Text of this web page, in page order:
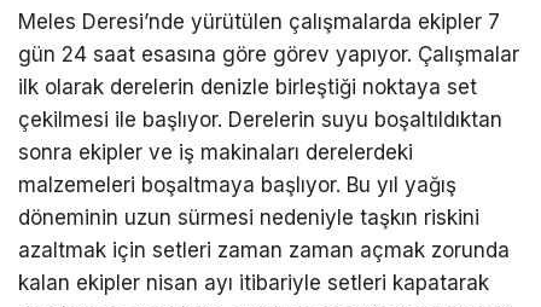
Meles Deresi’nde yürütülen çalışmalarda ekipler 7
gün 24 saat esasına göre görev yapıyor. Çalışmalar
ilk olarak derelerin denizle birleştiği noktaya set
çekilmesi ile başlıyor. Derelerin suyu boşaltıldıktan
sonra ekipler ve iş makinaları derelerdeki
malzemeleri boşaltmaya başlıyor. Bu yıl yağış
döneminin uzun sürmesi nedeniyle taşkın riskini
azaltmak için setleri zaman zaman açmak zorunda
kalan ekipler nisan ayı itibariyle setleri kapatarak